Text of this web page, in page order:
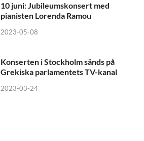
10 juni: Jubileumskonsert med
pianisten Lorenda Ramou
2023-05-08
Konserten i Stockholm sänds på
Grekiska parlamentets TV-kanal
2023-03-24